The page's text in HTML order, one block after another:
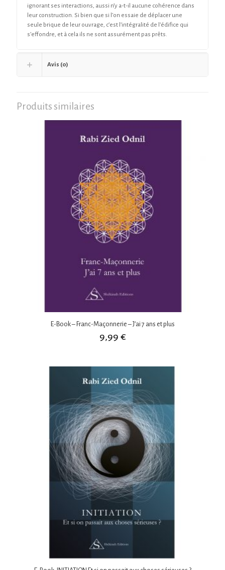
ignorant ses interactions, aussi n’y a-t-il aucune cohérence dans
leur construction. Si bien que si l’on essaie de déplacer une
seule brique de leur ouvrage, c’est l’intégralité de l’édifice qui
s’effondre, et à cela ils ne sont assurément pas prêts.
Avis (0)
Produits similaires
E-Book – Franc-Maçonnerie – J’ai 7 ans et plus
9,99 €